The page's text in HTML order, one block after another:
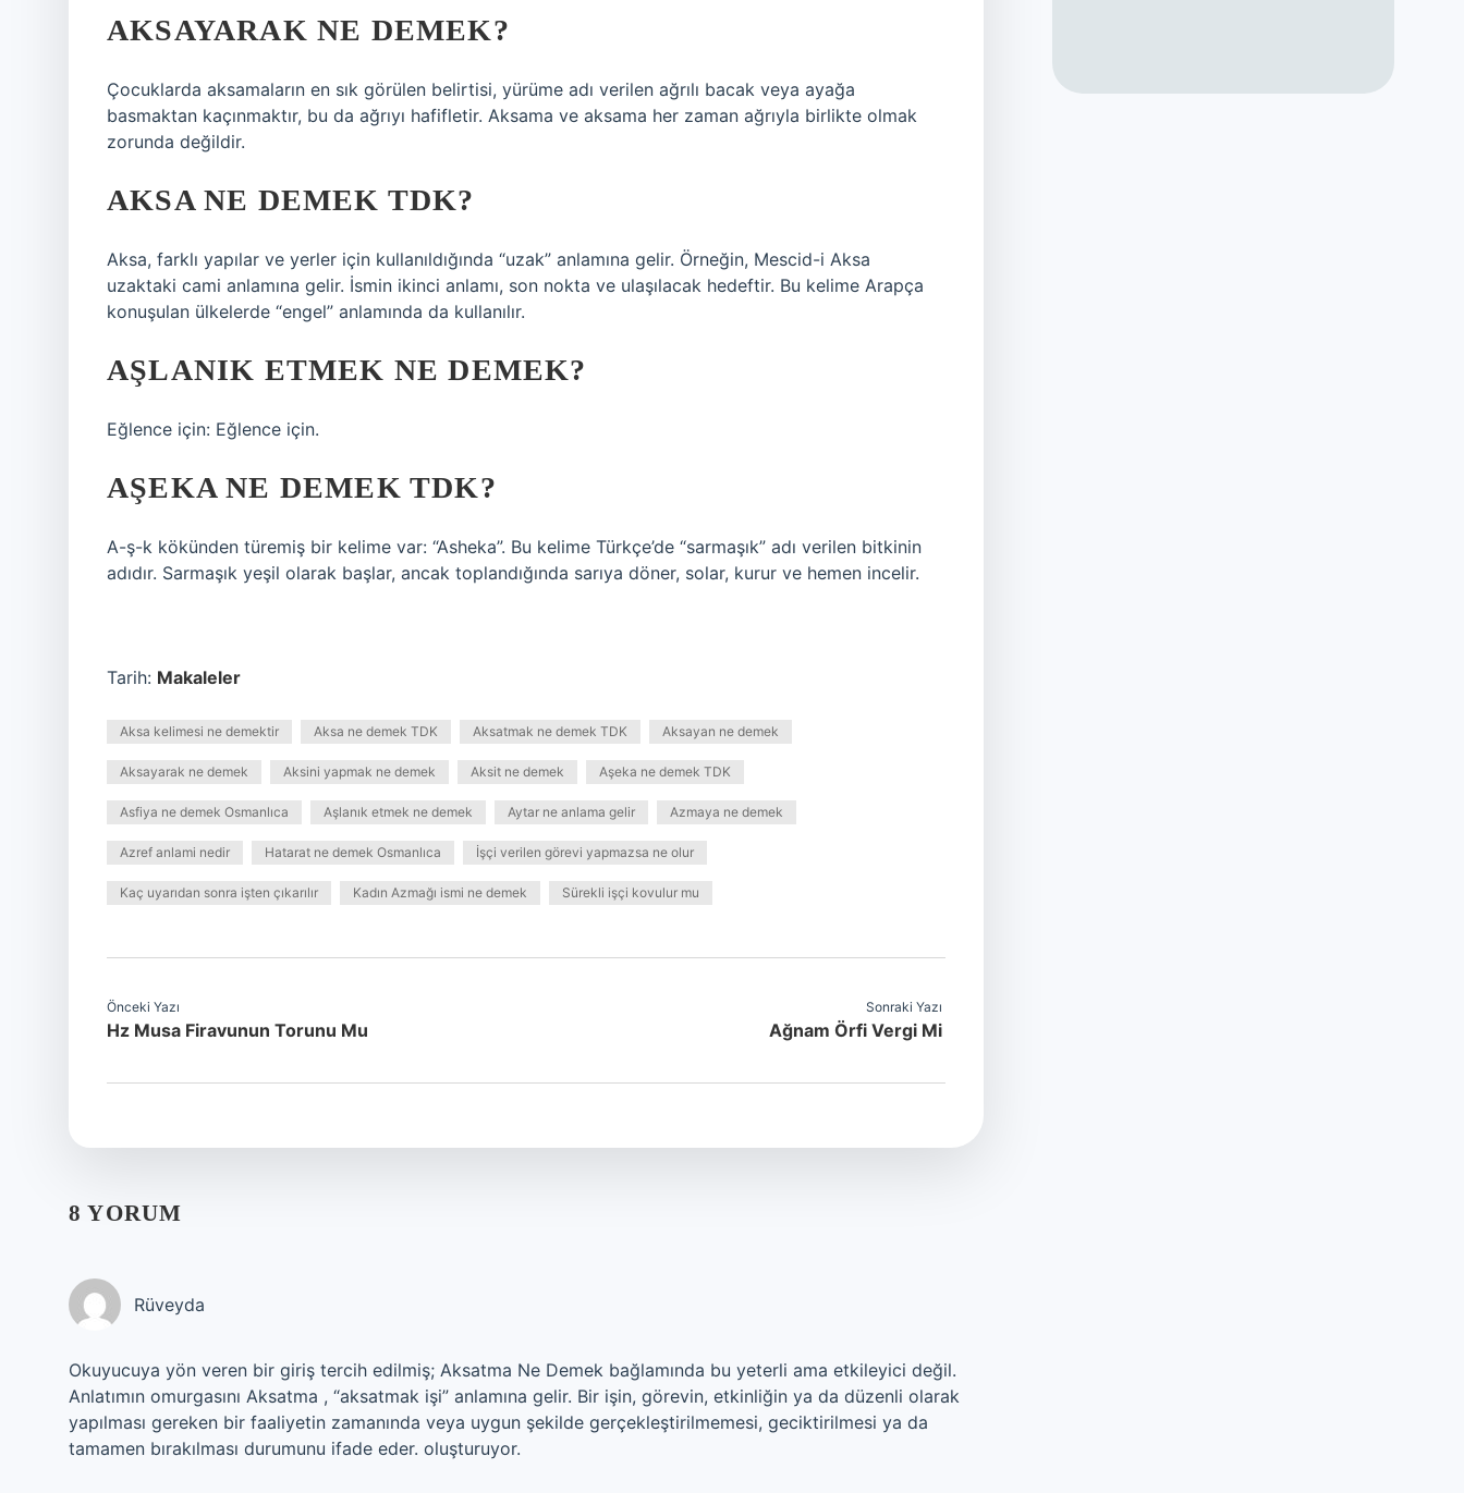
AKSAYARAK NE DEMEK?
Çocuklarda aksamaların en sık görülen belirtisi, yürüme adı verilen ağrılı bacak veya ayağa
basmaktan kaçınmaktır, bu da ağrıyı hafifletir. Aksama ve aksama her zaman ağrıyla birlikte olmak
zorunda değildir.
AKSA NE DEMEK TDK?
Aksa, farklı yapılar ve yerler için kullanıldığında “uzak” anlamına gelir. Örneğin, Mescid-i Aksa
uzaktaki cami anlamına gelir. İsmin ikinci anlamı, son nokta ve ulaşılacak hedeftir. Bu kelime Arapça
konuşulan ülkelerde “engel” anlamında da kullanılır.
AŞLANIK ETMEK NE DEMEK?
Eğlence için: Eğlence için.
AŞEKA NE DEMEK TDK?
A-ş-k kökünden türemiş bir kelime var: “Asheka”. Bu kelime Türkçe’de “sarmaşık” adı verilen bitkinin
adıdır. Sarmaşık yeşil olarak başlar, ancak toplandığında sarıya döner, solar, kurur ve hemen incelir.
Tarih: Makaleler
Aksa kelimesi ne demektir Aksa ne demek TDK Aksatmak ne demek TDK Aksayan ne demek
Aksayarak ne demek Aksini yapmak ne demek Aksit ne demek Aşeka ne demek TDK
Asfiya ne demek Osmanlıca Aşlanık etmek ne demek Aytar ne anlama gelir Azmaya ne demek
Azref anlami nedir Hatarat ne demek Osmanlıca İşçi verilen görevi yapmazsa ne olur
Kaç uyarıdan sonra işten çıkarılır Kadın Azmağı ismi ne demek Sürekli işçi kovulur mu
Önceki Yazı
Hz Musa Firavunun Torunu Mu
Sonraki Yazı
Ağnam Örfi Vergi Mi
8 YORUM
Rüveyda
Okuyucuya yön veren bir giriş tercih edilmiş; Aksatma Ne Demek bağlamında bu yeterli ama etkileyici değil.
Anlatımın omurgasını Aksatma , “aksatmak işi” anlamına gelir. Bir işin, görevin, etkinliğin ya da düzenli olarak
yapılması gereken bir faaliyetin zamanında veya uygun şekilde gerçekleştirilmemesi, geciktirilmesi ya da
tamamen bırakılması durumunu ifade eder. oluşturuyor.